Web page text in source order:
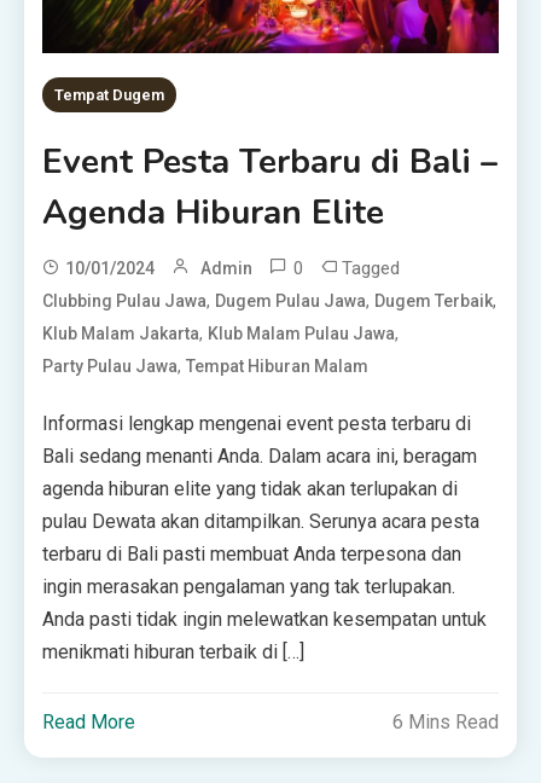
Tempat Dugem
Event Pesta Terbaru di Bali –
Agenda Hiburan Elite
10/01/2024 Admin 0 Tagged
Clubbing Pulau Jawa, Dugem Pulau Jawa, Dugem Terbaik,
Klub Malam Jakarta, Klub Malam Pulau Jawa,
Party Pulau Jawa,Tempat Hiburan Malam
Informasi lengkap mengenai event pesta terbaru di
Bali sedang menanti Anda. Dalam acara ini, beragam
agenda hiburan elite yang tidak akan terlupakan di
pulau Dewata akan ditampilkan. Serunya acara pesta
terbaru di Bali pasti membuat Anda terpesona dan
ingin merasakan pengalaman yang tak terlupakan.
Anda pasti tidak ingin melewatkan kesempatan untuk
menikmati hiburan terbaik di […]
Read More 6 Mins Read